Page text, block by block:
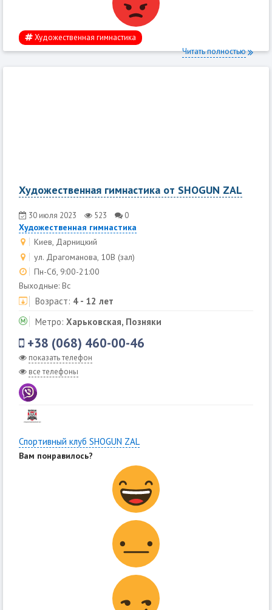
Художественная гимнастика
Читать полностью
Художественная гимнастика от SHOGUN ZAL
30 июля 2023 523 0
Художественная гимнастика
Киев, Дарницкий
ул. Драгоманова, 10В (зал)
Пн-Сб, 9:00-21:00
Выходные: Вс
Возраст: 4 - 12 лет
Метро: Харьковская, Позняки
+38 (068) 460-00-46
показать телефон
все телефоны
Спортивный клуб SHOGUN ZAL
Вам понравилось?